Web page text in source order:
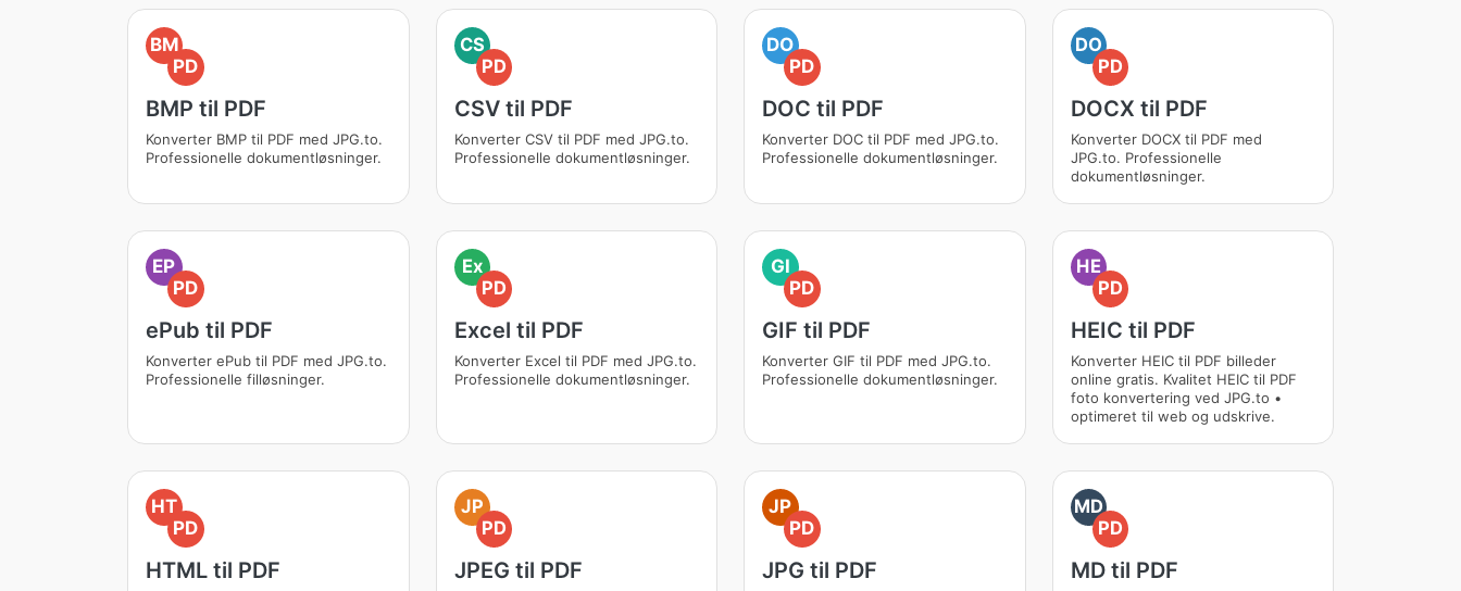
BM
PD
BMP til PDF
Konverter BMP til PDF med JPG.to.
Professionelle dokumentløsninger.
CS
PD
CSV til PDF
Konverter CSV til PDF med JPG.to.
Professionelle dokumentløsninger.
DO
PD
DOC til PDF
Konverter DOC til PDF med JPG.to.
Professionelle dokumentløsninger.
DO
PD
DOCX til PDF
Konverter DOCX til PDF med
JPG.to. Professionelle
dokumentløsninger.
EP
PD
ePub til PDF
Konverter ePub til PDF med JPG.to.
Professionelle filløsninger.
Ex
PD
Excel til PDF
Konverter Excel til PDF med JPG.to.
Professionelle dokumentløsninger.
GI
PD
GIF til PDF
Konverter GIF til PDF med JPG.to.
Professionelle dokumentløsninger.
HE
PD
HEIC til PDF
Konverter HEIC til PDF billeder
online gratis. Kvalitet HEIC til PDF
foto konvertering ved JPG.to •
optimeret til web og udskrive.
HT
PD
HTML til PDF
JP
PD
JPEG til PDF
JP
PD
JPG til PDF
MD
PD
MD til PDF